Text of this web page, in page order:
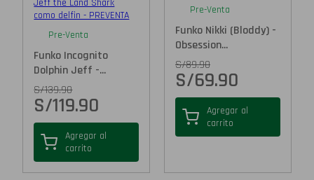
Pre-Venta
Funko Incognito
Dolphin Jeff -...
S/139.90
S/119.90
Agregar al
carrito
Pre-Venta
Funko Nikki (Bloddy) -
Obsession...
S/89.90
S/69.90
Agregar al
carrito